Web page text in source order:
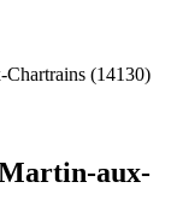
Chartrains (14130)
aux-